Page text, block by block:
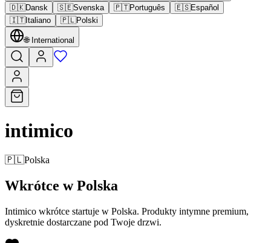
🇩🇰Dansk 🇸🇪Svenska 🇵🇹Português 🇪🇸Español
🇮🇹Italiano 🇵🇱Polski
🌐 International
intimico
🇵🇱Polska
Wkrótce w Polska
Intimico wkrótce startuje w Polska. Produkty intymne premium,
dyskretnie dostarczane pod Twoje drzwi.